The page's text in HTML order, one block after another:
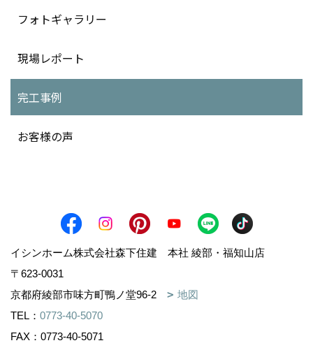
フォトギャラリー
現場レポート
完工事例
お客様の声
イシンホーム株式会社森下住建 本社 綾部・福知山店
〒623-0031
京都府綾部市味方町鴨ノ堂96-2
地図
TEL： 0773-40-5070
FAX：0773-40-5071